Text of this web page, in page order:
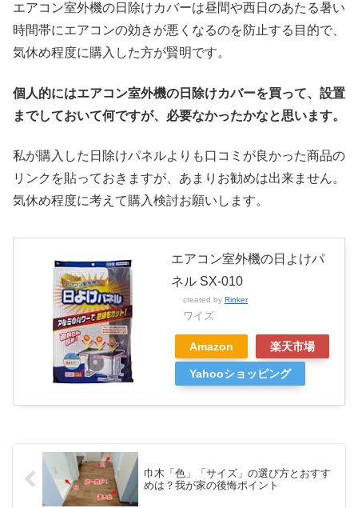
エアコン室外機の日除けカバーは昼間や西日のあたる暑い
時間帯にエアコンの効きが悪くなるのを防止する目的で、
気休め程度に購入した方が賢明です。
個人的にはエアコン室外機の日除けカバーを買って、設置
までしておいて何ですが、必要なかったかなと思います。
私が購入した日除けパネルよりも口コミが良かった商品の
リンクを貼っておきますが、あまりお勧めは出来ません。
気休め程度に考えて購入検討お願いします。
エアコン室外機の日よけパ
ネル SX-010
created by Rinker
ワイズ
Amazon 楽天市場
Yahooショッピング
巾木「色」「サイズ」の選び方とおすす
めは？我が家の後悔ポイント